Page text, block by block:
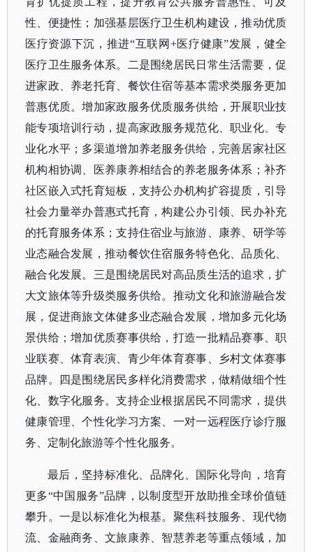
性、便捷性；加强基层医疗卫生机构建设，推动优质
医疗资源下沉，推进“互联网+医疗健康”发展，健全
医疗卫生服务体系。二是围绕居民日常生活需要，促
进家政、养老托育、餐饮住宿等基本需求类服务更加
普惠优质。增加家政服务优质服务供给，开展职业技
能专项培训行动，提高家政服务规范化、职业化、专
业化水平；多渠道增加养老服务供给，完善居家社区
机构相协调、医养康养相结合的养老服务体系；补齐
社区嵌入式托育短板，支持公办机构扩容提质，引导
社会力量举办普惠式托育，构建公办引领、民办补充
的托育服务体系；支持住宿业与旅游、康养、研学等
业态融合发展，推动餐饮住宿服务特色化、品质化、
融合化发展。三是围绕居民对高品质生活的追求，扩
大文旅体等升级类服务供给。推动文化和旅游融合发
展，促进商旅文体健多业态融合发展，增加多元化场
景供给；增加优质赛事供给，打造一批精品赛事、职
业联赛、体育表演、青少年体育赛事、乡村文体赛事
品牌。四是围绕居民多样化消费需求，做精做细个性
化、数字化服务。支持企业根据居民不同需求，提供
健康管理、个性化学习方案、一对一远程医疗诊疗服
务、定制化旅游等个性化服务。
最后，坚持标准化、品牌化、国际化导向，培育
更多“中国服务”品牌，以制度型开放助推全球价值链
攀升。一是以标准化为根基。聚焦科技服务、现代物
流、金融商务、文旅康养、智慧养老等重点领域，加